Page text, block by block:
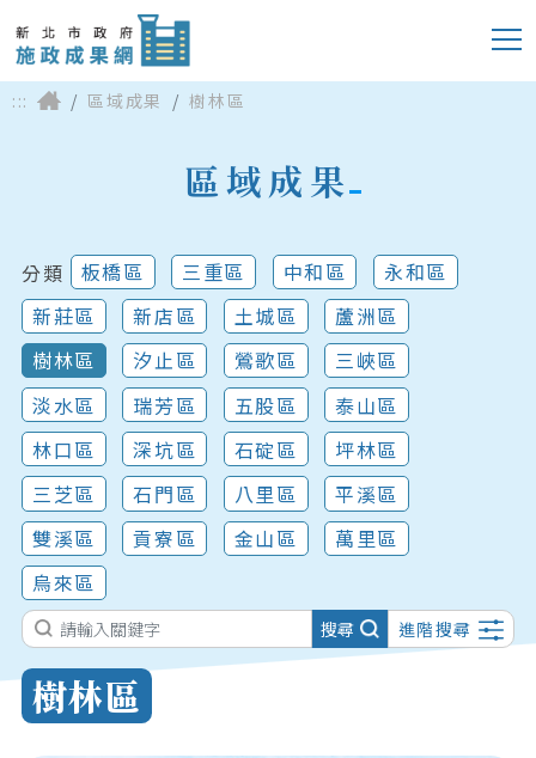
::: 區域成果 樹林區
區域成果
分類 板橋區 三重區 中和區
永和區
新莊區
新店區 土城區
蘆洲區
樹林區
汐止區 鶯歌區
三峽區
淡水區
瑞芳區 五股區
泰山區
林口區
深坑區 石碇區
坪林區
三芝區
石門區 八里區
平溪區
雙溪區
貢寮區 金山區
萬里區
烏來區
搜尋 進階搜尋
樹林區